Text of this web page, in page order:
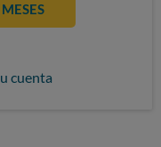
cuenta